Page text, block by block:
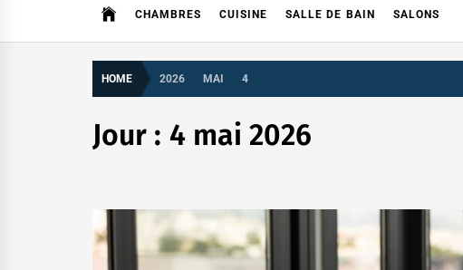
CHAMBRES CUISINE SALLE DE BAIN SALONS
HOME 2026 MAI 4
Jour : 4 mai 2026